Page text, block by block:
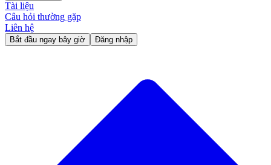
Tài liệu
Câu hỏi thường gặp
Liên hệ
Bắt đầu ngay bây giờ Đăng nhập